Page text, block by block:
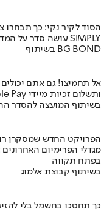
הסוד לקיר נקי: כך
מומחה BG BOND עושה סדר על המדפים ומציג את מותג הצבע SIMPLY
בשיתוף BG BOND
אל תחמיצו! גם אתם יכולים
יחסי הימור משופרים, הפקדות ב-Apple Pay ותשלום זכיות מיידי
בשיתוף המועצה להסדר
הפרויקט החדש שמסקרן
בפתח תקווה
בשיתוף קבוצת אלמוג
כך תחסכו בחשמל בלי